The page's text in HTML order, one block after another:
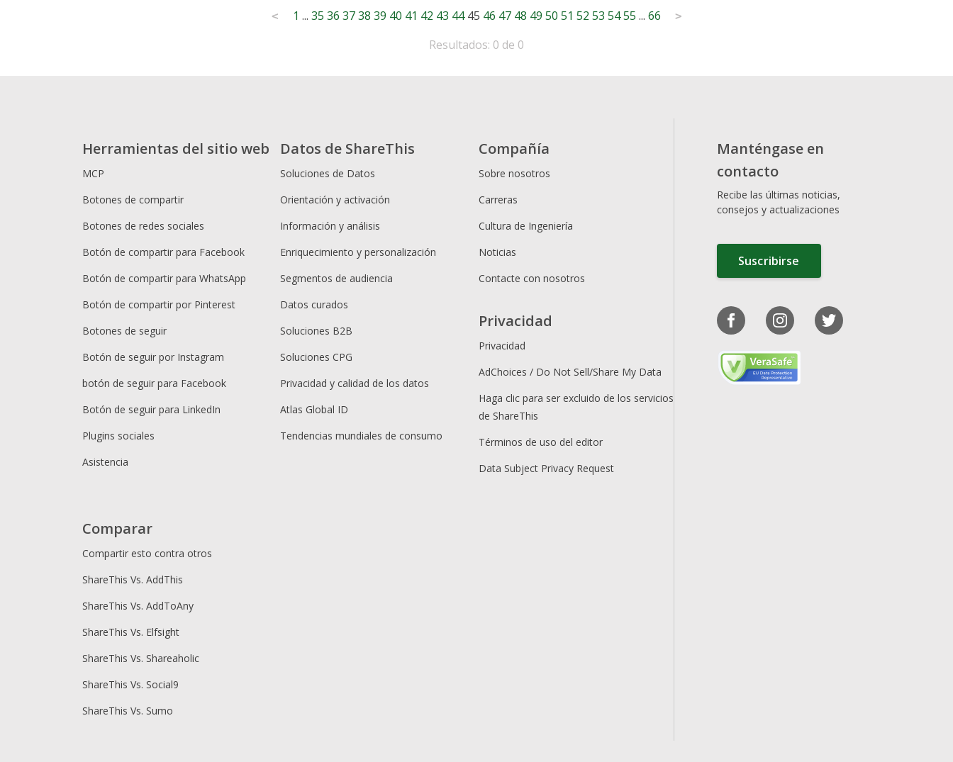
< 1 ... 35 36 37 38 39 40 41 42 43 44 45 46 47 48 49 50 51 52 53 54 55 ... 66 >
Resultados: 0 de 0
Herramientas del sitio web
MCP
Botones de compartir
Botones de redes sociales
Botón de compartir para Facebook
Botón de compartir para WhatsApp
Botón de compartir por Pinterest
Botones de seguir
Botón de seguir por Instagram
botón de seguir para Facebook
Botón de seguir para LinkedIn
Plugins sociales
Asistencia
Datos de ShareThis
Soluciones de Datos
Orientación y activación
Información y análisis
Enriquecimiento y personalización
Segmentos de audiencia
Datos curados
Soluciones B2B
Soluciones CPG
Privacidad y calidad de los datos
Atlas Global ID
Tendencias mundiales de consumo
Compañía
Sobre nosotros
Carreras
Cultura de Ingeniería
Noticias
Contacte con nosotros
Privacidad
Privacidad
AdChoices / Do Not Sell/Share My Data
Haga clic para ser excluido de los servicios
de ShareThis
Términos de uso del editor
Data Subject Privacy Request
Comparar
Compartir esto contra otros
ShareThis Vs. AddThis
ShareThis Vs. AddToAny
ShareThis Vs. Elfsight
ShareThis Vs. Shareaholic
ShareThis Vs. Social9
ShareThis Vs. Sumo
Manténgase en
contacto
Recibe las últimas noticias,
consejos y actualizaciones
Suscribirse